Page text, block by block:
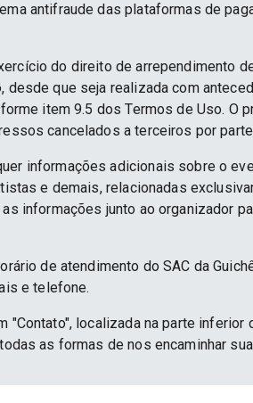
antifraude das plataformas de
do direito de arrependimento
que seja realizada com
item 9.5 dos Termos de Uso. O
cancelados a terceiros por
informações adicionais sobre o
e demais, relacionadas
informações junto ao organizador
de atendimento do SAC da
e telefone.
localizada na parte
as formas de nos encaminhar